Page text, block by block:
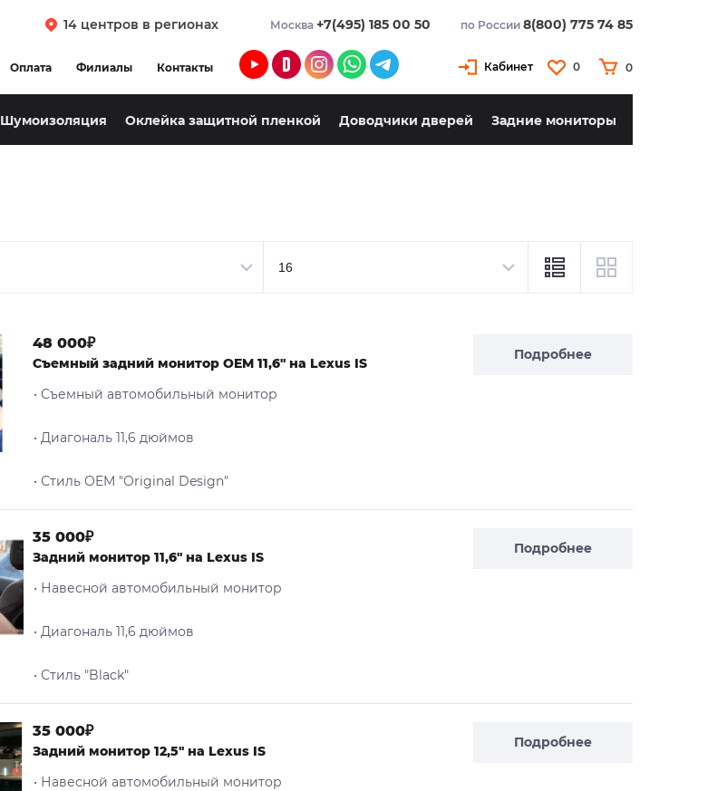
14 центров в регионах Москва +7(495) 185 00 50 по России 8(800) 775 74 85
Оплата Филиалы Контакты Кабинет 0 0
Шумоизоляция Оклейка защитной пленкой Доводчики дверей Задние мониторы
Подробнее
48 000₽
Съемный задний монитор OEM 11,6" на Lexus IS
• Съемный автомобильный монитор
• Диагональ 11,6 дюймов
• Стиль OEM "Original Design"
Подробнее
35 000₽
Задний монитор 11,6" на Lexus IS
• Навесной автомобильный монитор
• Диагональ 11,6 дюймов
• Стиль "Black"
Подробнее
35 000₽
Задний монитор 12,5" на Lexus IS
• Навесной автомобильный монитор